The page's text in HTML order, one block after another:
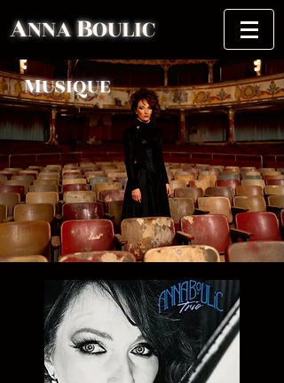
ANNABOULIC
MUSIQUE